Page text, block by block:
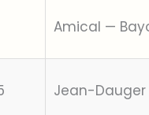
Amical —
Jean-Dauger